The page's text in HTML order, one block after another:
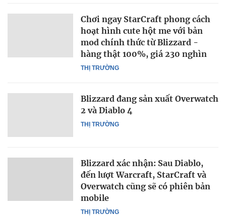
THỊ TRƯỜNG
Chơi ngay StarCraft phong cách
hoạt hình cute hột me với bản
mod chính thức từ Blizzard -
hàng thật 100%, giá 230 nghìn
THỊ TRƯỜNG
Blizzard đang sản xuất Overwatch
2 và Diablo 4
THỊ TRƯỜNG
Blizzard xác nhận: Sau Diablo,
đến lượt Warcraft, StarCraft và
Overwatch cũng sẽ có phiên bản
mobile